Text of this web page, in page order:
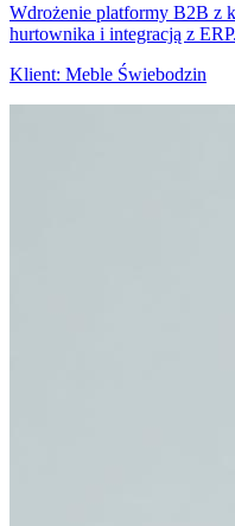
Wdrożenie platformy B2B z
hurtownika i integracją z ERP.
Klient: Meble Świebodzin